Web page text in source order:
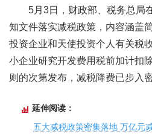
5月3日，财政部、税务总局
知文件落实减税政策，内容涵盖
投资企业和天使投资个人有关税
小企业研究开发费用税前加计扣
则的次第发布，减税降费已步入
延伸阅读：
五大减税政策密集落地 万亿元